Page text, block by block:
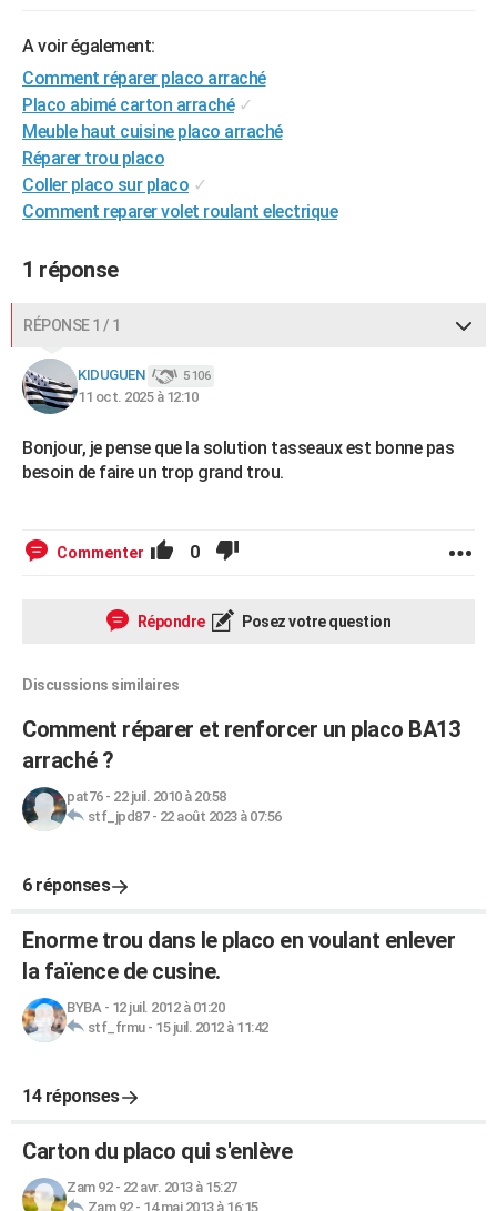
A voir également:
Comment réparer placo arraché
Placo abimé carton arraché ✓
Meuble haut cuisine placo arraché
Réparer trou placo
Coller placo sur placo ✓
Comment reparer volet roulant electrique
1 réponse
RÉPONSE 1 / 1
KIDUGUEN 5 106
11 oct. 2025 à 12:10
Bonjour, je pense que la solution tasseaux est bonne pas
besoin de faire un trop grand trou.
Commenter 0
Répondre Posez votre question
Discussions similaires
Comment réparer et renforcer un placo BA13
arraché ?
pat76- 22 juil. 2010 à 20:58
stf_jpd87- 22 août 2023 à 07:56
6 réponses
Enorme trou dans le placo en voulant enlever
la faïence de cusine.
BYBA- 12 juil. 2012 à 01:20
stf_frmu- 15 juil. 2012 à 11:42
14 réponses
Carton du placo qui s'enlève
Zam 92- 22 avr. 2013 à 15:27
Zam 92- 14 mai 2013 à 16:15